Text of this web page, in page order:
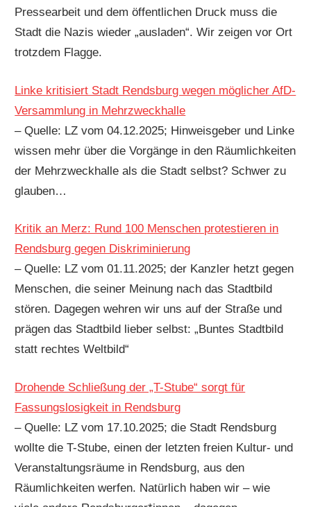
Pressearbeit und dem öffentlichen Druck muss die
Stadt die Nazis wieder „ausladen“. Wir zeigen vor Ort
trotzdem Flagge.
Linke kritisiert Stadt Rendsburg wegen möglicher AfD-
Versammlung in Mehrzweckhalle
– Quelle: LZ vom 04.12.2025; Hinweisgeber und Linke
wissen mehr über die Vorgänge in den Räumlichkeiten
der Mehrzweckhalle als die Stadt selbst? Schwer zu
glauben…
Kritik an Merz: Rund 100 Menschen protestieren in
Rendsburg gegen Diskriminierung
– Quelle: LZ vom 01.11.2025; der Kanzler hetzt gegen
Menschen, die seiner Meinung nach das Stadtbild
stören. Dagegen wehren wir uns auf der Straße und
prägen das Stadtbild lieber selbst: „Buntes Stadtbild
statt rechtes Weltbild“
Drohende Schließung der „T-Stube“ sorgt für
Fassungslosigkeit in Rendsburg
– Quelle: LZ vom 17.10.2025; die Stadt Rendsburg
wollte die T-Stube, einen der letzten freien Kultur- und
Veranstaltungsräume in Rendsburg, aus den
Räumlichkeiten werfen. Natürlich haben wir – wie